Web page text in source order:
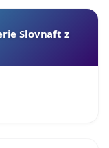
Slovnaft z